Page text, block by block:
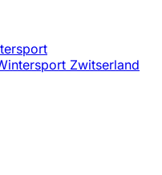
Zwitserland